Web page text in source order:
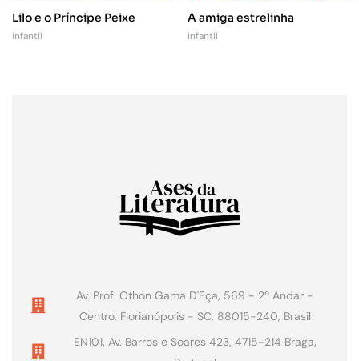
Lilo e o Príncipe Peixe
Infantil
A amiga estrelinha
Infantil
Av. Prof. Othon Gama D'Eça, 569 - 2º Andar -
Centro, Florianópolis - SC, 88015-240, Brasil
EN101, Av. Barros e Soares 423, 4715-214 Braga,